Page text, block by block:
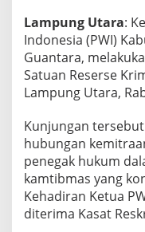
Lampung Utara:
Indonesia (PWI)
Guantara,
Satuan Reserse
Lampung Utara,
Kunjungan
hubungan
penegak hukum
kamtibmas yang
Kehadiran Ketua
diterima Kasat